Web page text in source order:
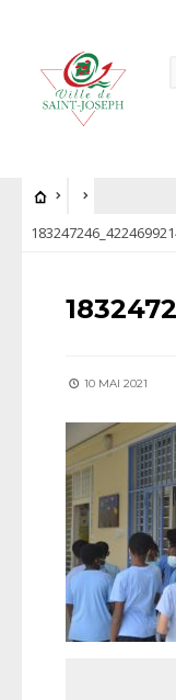
10 MAI 2021